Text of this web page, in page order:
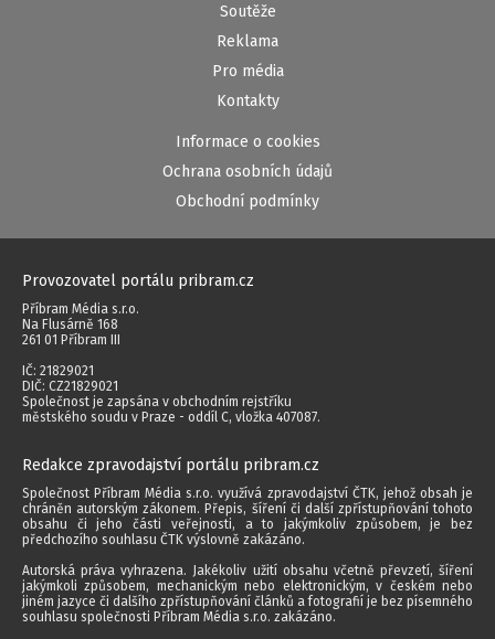
Soutěže
Reklama
Pro média
Kontakty
Informace o cookies
Ochrana osobních údajů
Obchodní podmínky
Provozovatel portálu pribram.cz
Příbram Média s.r.o.
Na Flusárně 168
261 01 Příbram III
IČ: 21829021
DIČ: CZ21829021
Společnost je zapsána v obchodním rejstříku
městského soudu v Praze - oddíl C, vložka 407087.
Redakce zpravodajství portálu pribram.cz
Společnost Příbram Média s.r.o. využívá zpravodajství ČTK, jehož obsah je
chráněn autorským zákonem. Přepis, šíření či další zpřístupňování tohoto
obsahu či jeho části veřejnosti, a to jakýmkoliv způsobem, je bez
předchozího souhlasu ČTK výslovně zakázáno.
Autorská práva vyhrazena. Jakékoliv užití obsahu včetně převzetí, šíření
jakýmkoli způsobem, mechanickým nebo elektronickým, v českém nebo
jiném jazyce či dalšího zpřístupňování článků a fotografií je bez písemného
souhlasu společnosti Příbram Média s.r.o. zakázáno.